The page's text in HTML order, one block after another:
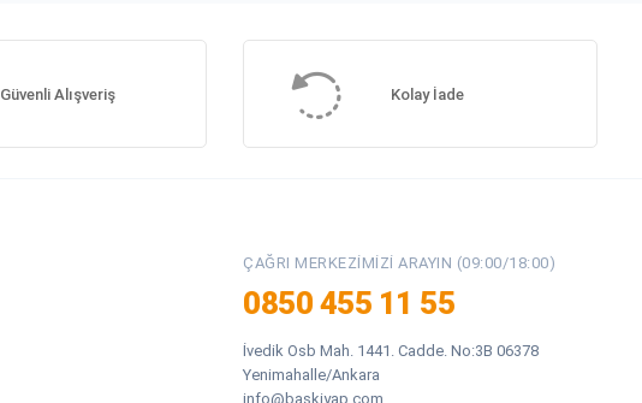
Güvenli Alışveriş Kolay İade
ÇAĞRI MERKEZIMIZI ARAYIN (09:00/18:00)
0850 455 11 55
İvedik Osb Mah. 1441. Cadde. No:3B 06378
Yenimahalle/Ankara
info@baskiyap.com